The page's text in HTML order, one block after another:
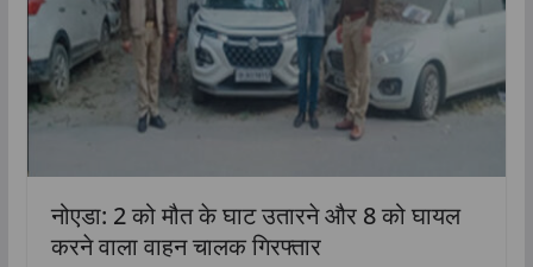
नोएडा: 2 को मौत के घाट उतारने और 8 को घायल
करने वाला वाहन चालक गिरफ्तार